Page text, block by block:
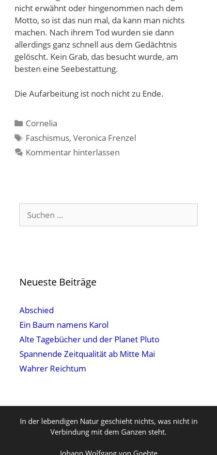
nicht erwähnt oder hingenommen nach dem
Motto, so ist das nun mal, da kann man nichts
machen. Nach ihrem Tod wurden sie dann
allerdings ganz schnell aus dem Gedächtnis
gelöscht. Kein Grab, das besucht wurde, am
besten eine Seebestattung.
Die Aufarbeitung ist noch nicht zu Ende.
Kategorien
Cornelia
Schlagwörter
Faschismus,Veronica Frenzel
Kommentar hinterlassen
Suchen
nach:
Neueste Beiträge
Abschied
Ein Baum namens Karol
Alte Tagebücher und der Planet Pluto
Spannende Zeitqualität ab Mitte Mai
Wahrer Reichtum
In der lebendigen Natur geschieht nichts, was nicht in
Verbindung mit dem Ganzen steht.